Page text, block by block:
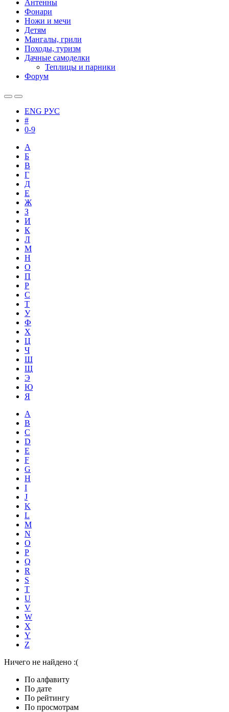
Антенны
Фонари
Ножи и мечи
Детям
Мангалы, грили
Походы, туризм
Дачные самоделки
Теплицы и парники
Форум
ENG РУС
#
0-9
А
Б
В
Г
Д
Е
Ж
З
И
К
Л
М
Н
О
П
Р
С
Т
У
Ф
Х
Ц
Ч
Ш
Щ
Э
Ю
Я
A
B
C
D
E
F
G
H
I
J
K
L
M
N
O
P
Q
R
S
T
U
V
W
X
Y
Z
Ничего не найдено :(
По алфавиту
По дате
По рейтингу
По просмотрам